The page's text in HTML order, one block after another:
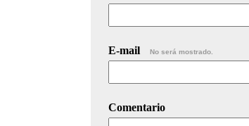
E-mail No será mostrado.
Comentario